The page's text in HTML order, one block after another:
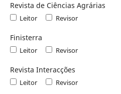
Revista de Ciências Agrárias
Leitor Revisor
Finisterra
Leitor Revisor
Revista Interacções
Leitor Revisor